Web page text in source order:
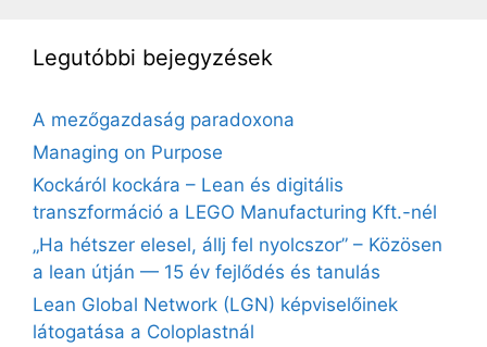
Legutóbbi bejegyzések
A mezőgazdaság paradoxona
Managing on Purpose
Kockáról kockára – Lean és digitális
transzformáció a LEGO Manufacturing Kft.-nél
„Ha hétszer elesel, állj fel nyolcszor” – Közösen
a lean útján — 15 év fejlődés és tanulás
Lean Global Network (LGN) képviselőinek
látogatása a Coloplastnál